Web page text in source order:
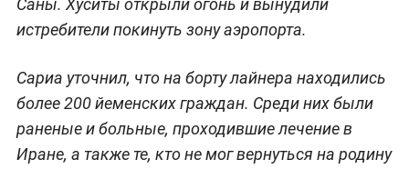
Саны. Хуситы открыли огонь и вынудили
истребители покинуть зону аэропорта.
Сариа уточнил, что на борту лайнера находились
более 200 йеменских граждан. Среди них были
раненые и больные, проходившие лечение в
Иране, а также те, кто не мог вернуться на родину